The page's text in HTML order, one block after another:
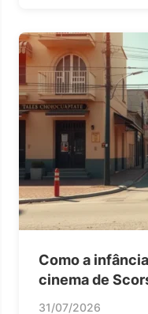
Como a
cinema de
31/07/2026